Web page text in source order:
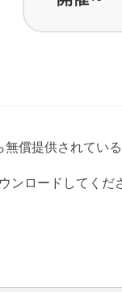
無償提供されてい
ンロードしてくだ